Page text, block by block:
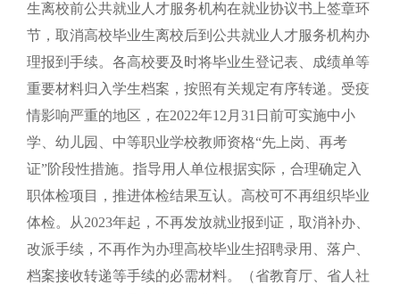
生离校前公共就业人才服务机构在就业协议书上签章环
节，取消高校毕业生离校后到公共就业人才服务机构办
理报到手续。各高校要及时将毕业生登记表、成绩单等
重要材料归入学生档案，按照有关规定有序转递。受疫
情影响严重的地区，在2022年12月31日前可实施中小
学、幼儿园、中等职业学校教师资格“先上岗、再考
证”阶段性措施。指导用人单位根据实际，合理确定入
职体检项目，推进体检结果互认。高校可不再组织毕业
体检。从2023年起，不再发放就业报到证，取消补办、
改派手续，不再作为办理高校毕业生招聘录用、落户、
档案接收转递等手续的必需材料。（省教育厅、省人社